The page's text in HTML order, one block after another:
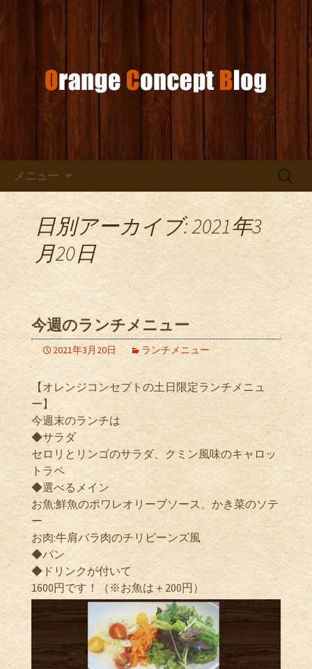
オレンジコンセプトブログ
お店からのお知らせ
メニュー
検
日別アーカイブ: 2021年3
月20日
今週のランチメニュー
2021年3月20日 ランチメニュー
【オレンジコンセプトの土日限定ランチメニュ
ー】
今週末のランチは
◆サラダ
セロリとリンゴのサラダ、クミン風味のキャロッ
トラペ
◆選べるメイン
お魚:鮮魚のポワレオリーブソース、かき菜のソテ
ー
お肉:牛肩バラ肉のチリビーンズ風
◆パン
◆ドリンクが付いて
1600円です！（※お魚は＋200円）